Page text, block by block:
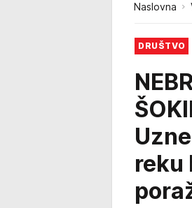
Naslovna
DRUŠTVO
reku